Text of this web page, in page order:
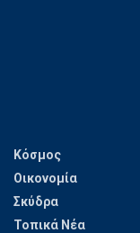
Κόσμος
Οικονομία
Σκύδρα
Τοπικά Νέα